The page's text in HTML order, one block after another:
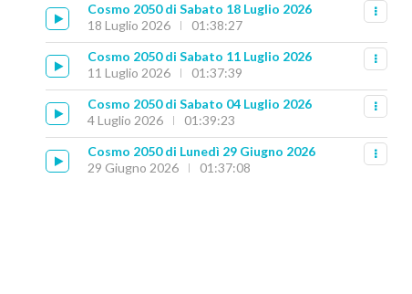
Cosmo 2050 di Sabato 18 Luglio 2026
18 Luglio 2026
01:38:27
Cosmo 2050 di Sabato 11 Luglio 2026
11 Luglio 2026
01:37:39
Cosmo 2050 di Sabato 04 Luglio 2026
4 Luglio 2026
01:39:23
Cosmo 2050 di Lunedì 29 Giugno 2026
29 Giugno 2026
01:37:08